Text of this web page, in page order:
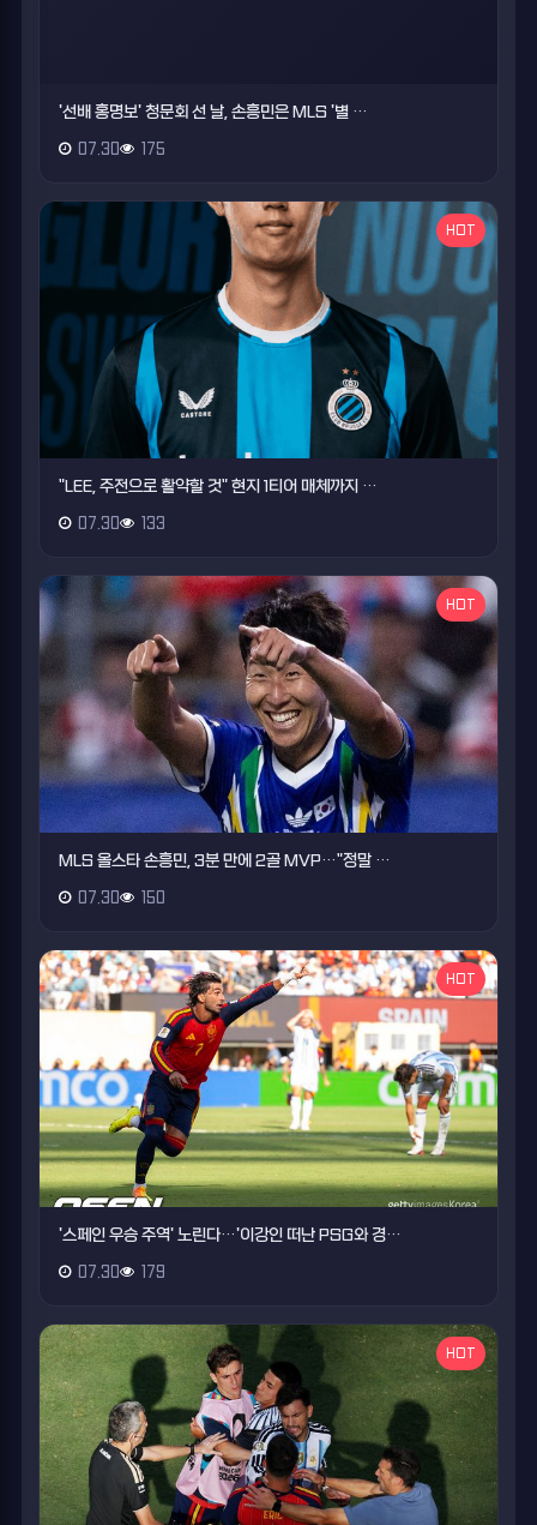
'선배 홍명보' 청문회 선 날, 손흥민은 MLS '별 …
07.30 175
HOT
"LEE, 주전으로 활약할 것" 현지 1티어 매체까지 …
07.30 133
HOT
MLS 올스타 손흥민, 3분 만에 2골 MVP…"정말 …
07.30 150
HOT
'스페인 우승 주역' 노린다…'이강인 떠난 PSG와 경…
07.30 179
HOT